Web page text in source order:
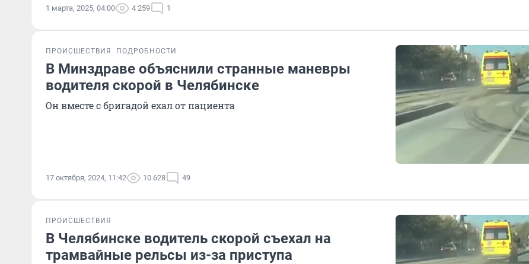
1 марта, 2025, 04:00 4 259 1
ПРОИСШЕСТВИЯ ПОДРОБНОСТИ
В Минздраве объяснили странные маневры
водителя скорой в Челябинске
Он вместе с бригадой ехал от пациента
17 октября, 2024, 11:42 10 628 49
ПРОИСШЕСТВИЯ
В Челябинске водитель скорой съехал на
трамвайные рельсы из-за приступа